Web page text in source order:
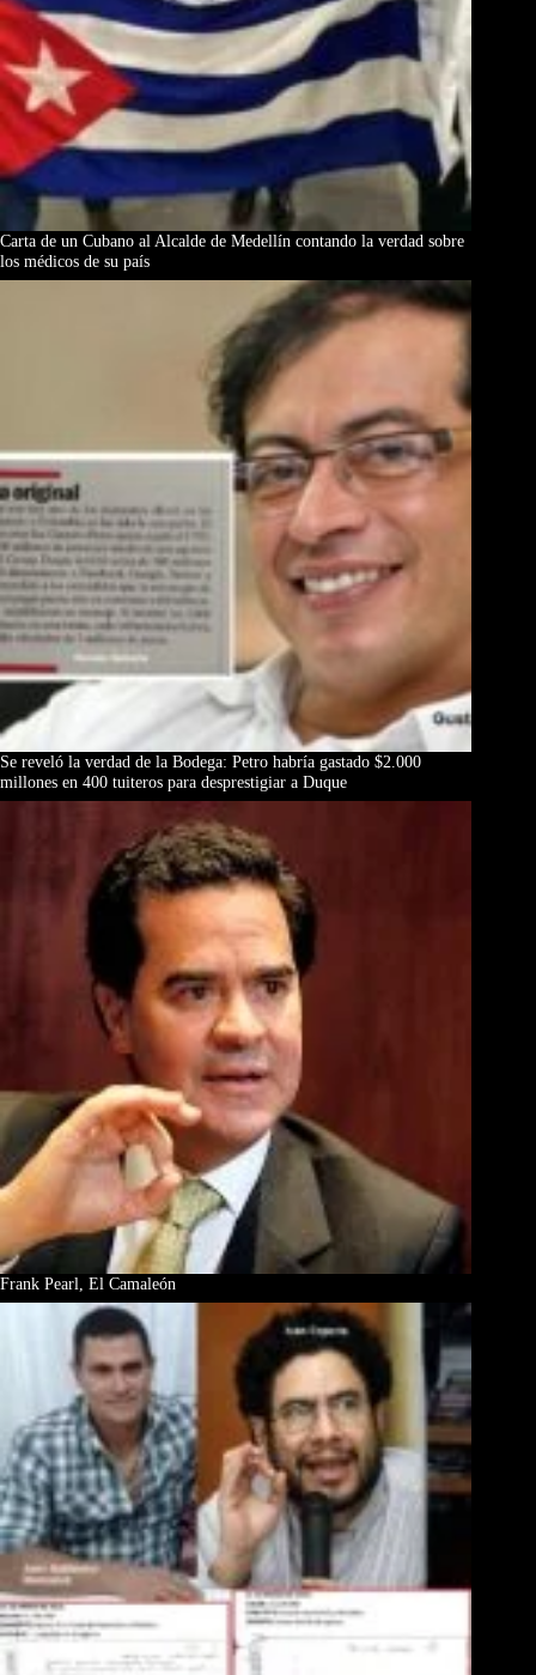
Carta de un Cubano al Alcalde de Medellín contando la verdad sobre
los médicos de su país
Se reveló la verdad de la Bodega: Petro habría gastado $2.000
millones en 400 tuiteros para desprestigiar a Duque
Frank Pearl, El Camaleón